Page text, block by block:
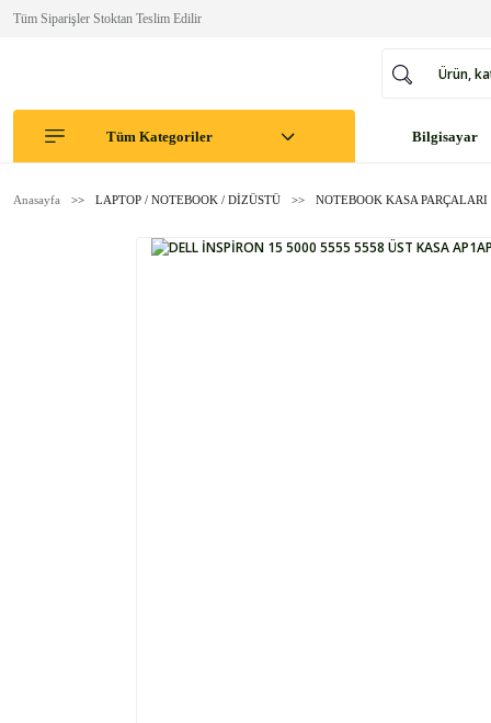
Tüm Siparişler Stoktan Teslim Edilir
Tüm Kategoriler Bilgisayar
Anasayfa LAPTOP / NOTEBOOK / DİZÜSTÜ NOTEBOOK KASA PARÇALARI